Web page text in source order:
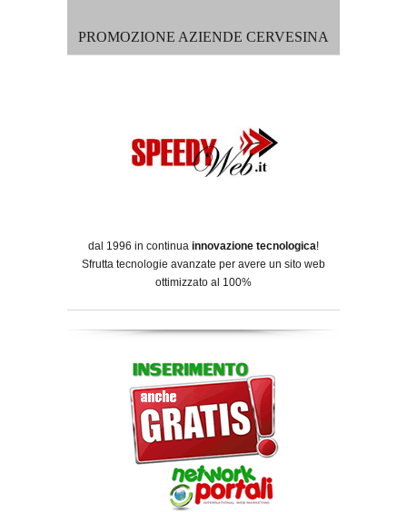
PROMOZIONE AZIENDE CERVESINA
dal 1996 in continua innovazione tecnologica!
Sfrutta tecnologie avanzate per avere un sito web
ottimizzato al 100%